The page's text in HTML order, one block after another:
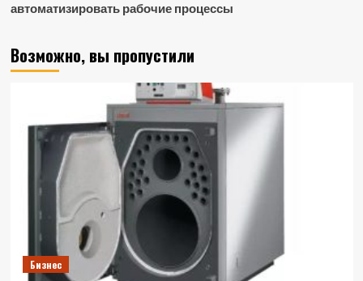
автоматизировать рабочие процессы
Возможно, вы пропустили
Бизнес